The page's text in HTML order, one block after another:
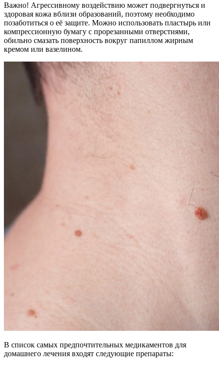
Важно! Агрессивному воздействию может подвергнуться и
здоровая кожа вблизи образований, поэтому необходимо
позаботиться о её защите. Можно использовать пластырь или
компрессионную бумагу с прорезанными отверстиями,
обильно смазать поверхность вокруг папиллом жирным
кремом или вазелином.
В список самых предпочтительных медикаментов для
домашнего лечения входят следующие препараты: